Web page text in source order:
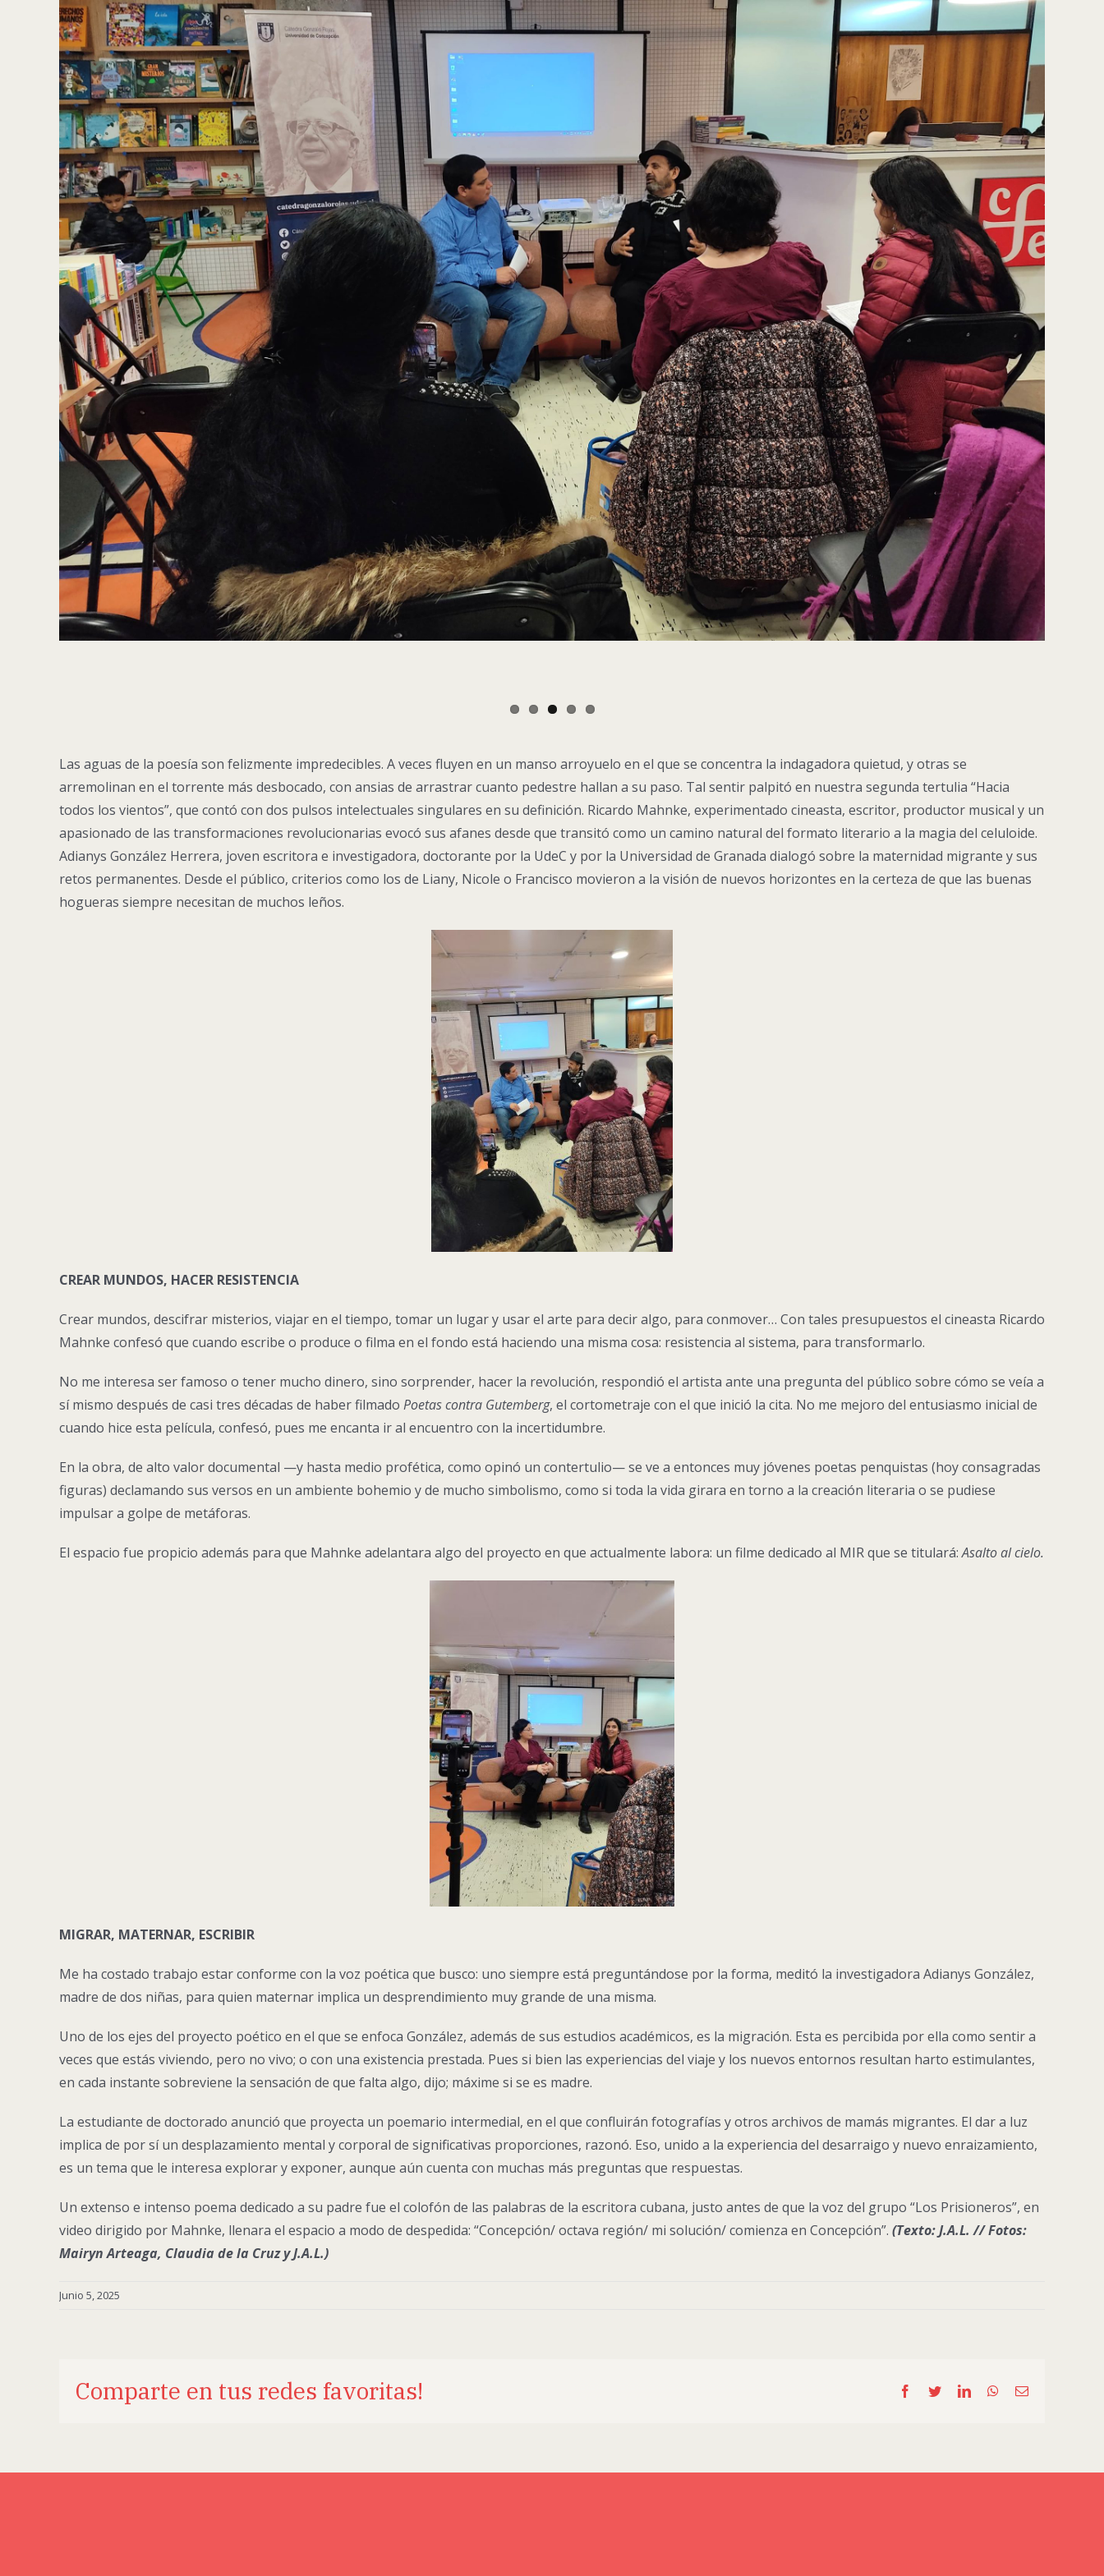
Las aguas de la poesía son felizmente impredecibles. A veces fluyen en un manso arroyuelo en el que se concentra la indagadora quietud, y otras se
arremolinan en el torrente más desbocado, con ansias de arrastrar cuanto pedestre hallan a su paso. Tal sentir palpitó en nuestra segunda tertulia “Hacia
todos los vientos”, que contó con dos pulsos intelectuales singulares en su definición. Ricardo Mahnke, experimentado cineasta, escritor, productor musical y un
apasionado de las transformaciones revolucionarias evocó sus afanes desde que transitó como un camino natural del formato literario a la magia del celuloide.
Adianys González Herrera, joven escritora e investigadora, doctorante por la UdeC y por la Universidad de Granada dialogó sobre la maternidad migrante y sus
retos permanentes. Desde el público, criterios como los de Liany, Nicole o Francisco movieron a la visión de nuevos horizontes en la certeza de que las buenas
hogueras siempre necesitan de muchos leños.
CREAR MUNDOS, HACER RESISTENCIA
Crear mundos, descifrar misterios, viajar en el tiempo, tomar un lugar y usar el arte para decir algo, para conmover… Con tales presupuestos el cineasta Ricardo
Mahnke confesó que cuando escribe o produce o filma en el fondo está haciendo una misma cosa: resistencia al sistema, para transformarlo.
No me interesa ser famoso o tener mucho dinero, sino sorprender, hacer la revolución, respondió el artista ante una pregunta del público sobre cómo se veía a
sí mismo después de casi tres décadas de haber filmado Poetas contra Gutemberg, el cortometraje con el que inició la cita. No me mejoro del entusiasmo inicial de
cuando hice esta película, confesó, pues me encanta ir al encuentro con la incertidumbre.
En la obra, de alto valor documental —y hasta medio profética, como opinó un contertulio— se ve a entonces muy jóvenes poetas penquistas (hoy consagradas
figuras) declamando sus versos en un ambiente bohemio y de mucho simbolismo, como si toda la vida girara en torno a la creación literaria o se pudiese
impulsar a golpe de metáforas.
El espacio fue propicio además para que Mahnke adelantara algo del proyecto en que actualmente labora: un filme dedicado al MIR que se titulará:Asalto al cielo.
MIGRAR, MATERNAR, ESCRIBIR
Me ha costado trabajo estar conforme con la voz poética que busco: uno siempre está preguntándose por la forma, meditó la investigadora Adianys González,
madre de dos niñas, para quien maternar implica un desprendimiento muy grande de una misma.
Uno de los ejes del proyecto poético en el que se enfoca González, además de sus estudios académicos, es la migración. Esta es percibida por ella como sentir a
veces que estás viviendo, pero no vivo; o con una existencia prestada. Pues si bien las experiencias del viaje y los nuevos entornos resultan harto estimulantes,
en cada instante sobreviene la sensación de que falta algo, dijo; máxime si se es madre.
La estudiante de doctorado anunció que proyecta un poemario intermedial, en el que confluirán fotografías y otros archivos de mamás migrantes. El dar a luz
implica de por sí un desplazamiento mental y corporal de significativas proporciones, razonó. Eso, unido a la experiencia del desarraigo y nuevo enraizamiento,
es un tema que le interesa explorar y exponer, aunque aún cuenta con muchas más preguntas que respuestas.
Un extenso e intenso poema dedicado a su padre fue el colofón de las palabras de la escritora cubana, justo antes de que la voz del grupo “Los Prisioneros”, en
video dirigido por Mahnke, llenara el espacio a modo de despedida: “Concepción/ octava región/ mi solución/ comienza en Concepción”. (Texto: J.A.L. // Fotos:
Mairyn Arteaga, Claudia de la Cruz y J.A.L.)
Junio 5, 2025
Comparte en tus redes favoritas! Facebook
TwitterLinkedInWhatsApp
Email